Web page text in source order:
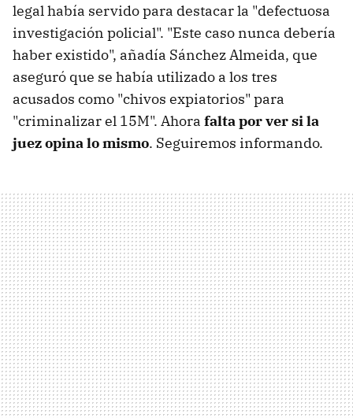
legal había servido para destacar la "defectuosa
investigación policial". "Este caso nunca debería
haber existido", añadía Sánchez Almeida, que
aseguró que se había utilizado a los tres
acusados como "chivos expiatorios" para
"criminalizar el 15M". Ahora falta por ver si la
juez opina lo mismo. Seguiremos informando.